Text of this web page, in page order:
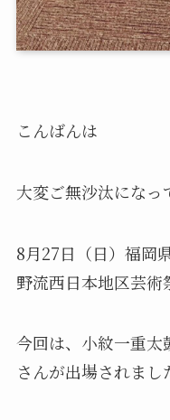
こんばんは
大変ご無沙汰になっ
8月27日（日）福岡
野流西日本地区芸術
今回は、小紋一重太
さんが出場されまし